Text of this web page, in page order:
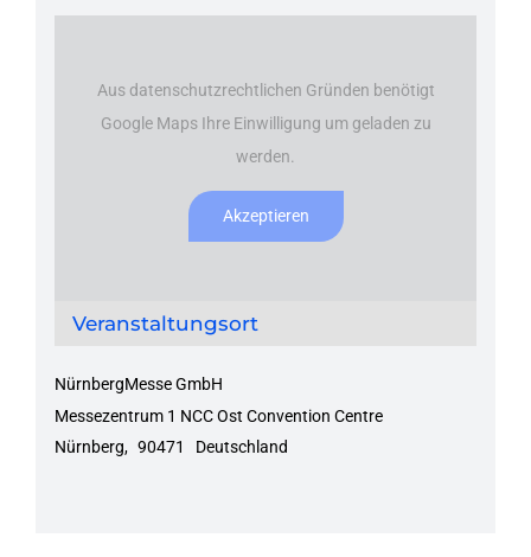
Veranstaltungsort
NürnbergMesse GmbH
Messezentrum 1 NCC Ost Convention Centre
Nürnberg, 90471 Deutschland
Aus datenschutzrechtlichen Gründen benötigt
Google Maps Ihre Einwilligung um geladen zu
werden.
Akzeptieren